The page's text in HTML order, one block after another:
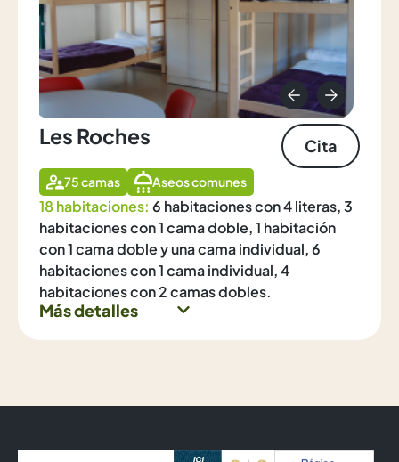
Les Roches Cita
75 camas Aseos comunes
18 habitaciones: 6 habitaciones con 4 literas, 3
habitaciones con 1 cama doble, 1 habitación
con 1 cama doble y una cama individual, 6
habitaciones con 1 cama individual, 4
habitaciones con 2 camas dobles.
Más detalles